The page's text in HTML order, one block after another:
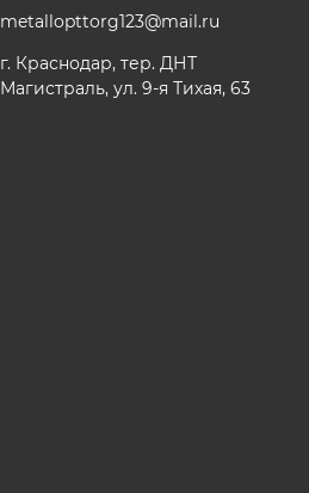
metallopttorg123@mail.ru
г. Краснодар, тер. ДНТ
Магистраль, ул. 9-я Тихая, 63